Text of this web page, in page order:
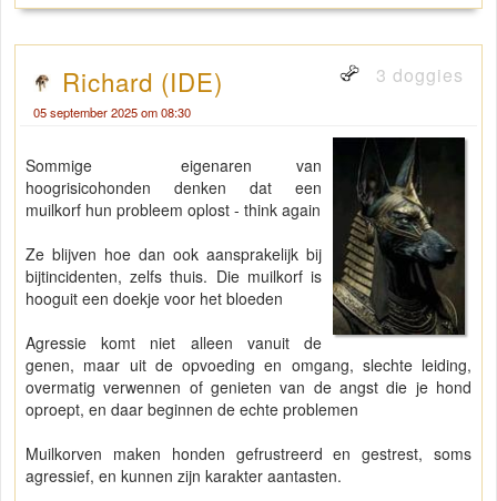
Richard (IDE) 3 doggies
05 september 2025 om 08:30
Sommige eigenaren van
hoogrisicohonden denken dat een
muilkorf hun probleem oplost - think again
Ze blijven hoe dan ook aansprakelijk bij
bijtincidenten, zelfs thuis. Die muilkorf is
hooguit een doekje voor het bloeden
Agressie komt niet alleen vanuit de
genen, maar uit de opvoeding en omgang, slechte leiding,
overmatig verwennen of genieten van de angst die je hond
oproept, en daar beginnen de echte problemen
Muilkorven maken honden gefrustreerd en gestrest, soms
agressief, en kunnen zijn karakter aantasten.